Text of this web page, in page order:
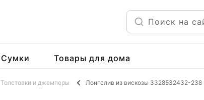
Сумки Товары для дома
Толстовки и джемперы Лонгслив из вискозы 3328532432-238